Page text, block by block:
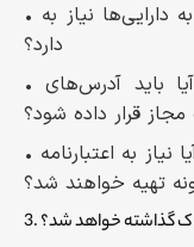
• آیا تیم تست نفوذ برای دسترسی به دارایی‌ها نیاز به VPN
• آیا باید آدرس‌های IP آن‌ها در دستگاه‌های محیطی در
• آیا نیاز به اعتبارنامه (Credentials) برای آزمایش دارند؟ این
گذاشته خواهد شد؟